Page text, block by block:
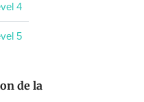
4
5
de la